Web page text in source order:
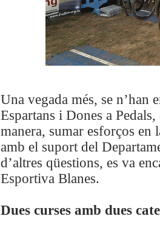
Una vegada més, se n’han
Espartans i Dones a
manera, sumar esforços en
amb el suport del
d’altres qüestions, es va
Esportiva Blanes.
Dues curses amb dues